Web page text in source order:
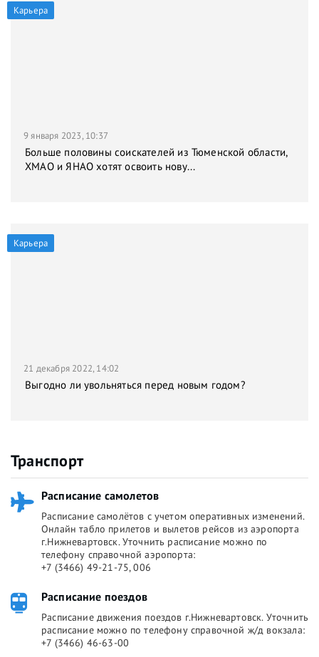
Карьера
9 января 2023, 10:37
Больше половины соискателей из Тюменской области,
ХМАО и ЯНАО хотят освоить нову...
Карьера
21 декабря 2022, 14:02
Выгодно ли увольняться перед новым годом?
Транспорт
Расписание самолетов
Расписание самолётов с учетом оперативных изменений.
Онлайн табло прилетов и вылетов рейсов из аэропорта
г.Нижневартовск. Уточнить расписание можно по
телефону справочной аэропорта:
+7 (3466) 49-21-75, 006
Расписание поездов
Расписание движения поездов г.Нижневартовск. Уточнить
расписание можно по телефону справочной ж/д вокзала:
+7 (3466) 46-63-00